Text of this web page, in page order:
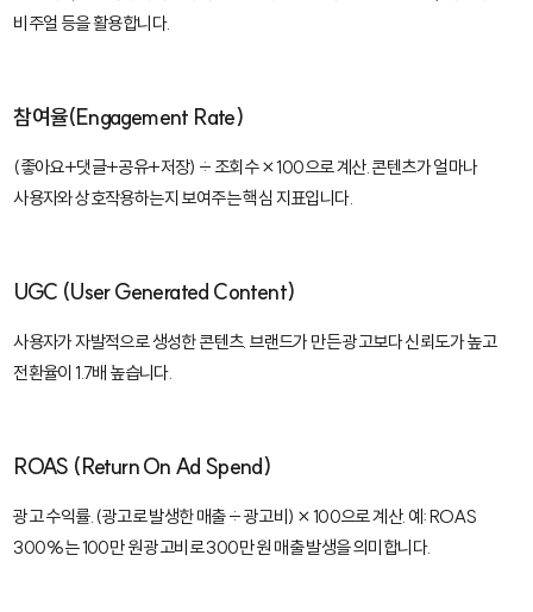
비주얼 등을 활용합니다.
참여율(Engagement Rate)
(좋아요+댓글+공유+저장) ÷ 조회수 × 100으로 계산. 콘텐츠가 얼마나
사용자와 상호작용하는지 보여주는 핵심 지표입니다.
UGC (User Generated Content)
사용자가 자발적으로 생성한 콘텐츠. 브랜드가 만든 광고보다 신뢰도가 높고
전환율이 1.7배 높습니다.
ROAS (Return On Ad Spend)
광고 수익률. (광고로 발생한 매출 ÷ 광고비) × 100으로 계산. 예: ROAS
300%는 100만 원 광고비로 300만 원 매출 발생을 의미합니다.